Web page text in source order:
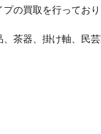
の買取を行っており
茶器、掛け軸、民